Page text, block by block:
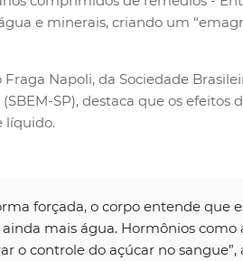
e minerais, criando um
Napoli, da Sociedade
SP), destaca que os
líquido.
forçada, o corpo entende que
mais água. Hormônios como
o controle do açúcar no